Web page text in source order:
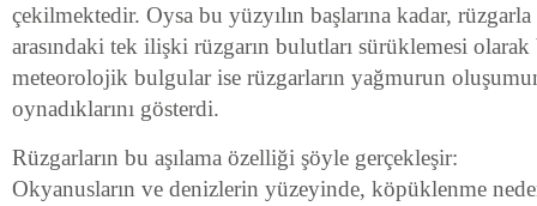
çekilmektedir. Oysa bu yüzyılın başlarına kadar,
arasındaki tek ilişki rüzgarın bulutları sürüklemesi
meteorolojik bulgular ise rüzgarların yağmurun
oynadıklarını gösterdi.
Rüzgarların bu aşılama özelliği şöyle gerçekleşir:
Okyanusların ve denizlerin yüzeyinde, köpüklenme